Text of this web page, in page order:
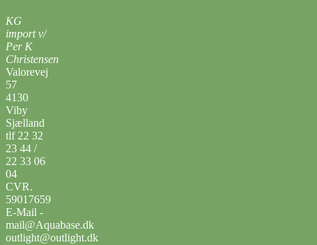
KG
import v/
Per K
Christensen
Valorevej
57
4130
Viby
Sjælland
tlf 22 32
23 44 /
22 33 06
04
CVR.
59017659
E-Mail -
mail@Aquabase.dk
outlight@outlight.dk